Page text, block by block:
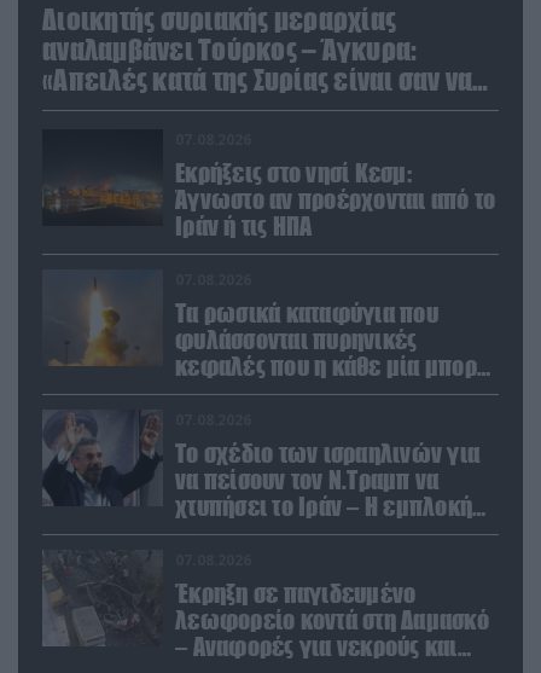
Διοικητής συριακής μεραρχίας
αναλαμβάνει Τούρκος – Άγκυρα:
«Απειλές κατά της Συρίας είναι σαν να
απειλούν εμάς»
Εκρήξεις στο νησί Κεσμ:
Άγνωστο αν προέρχονται από το
Ιράν ή τις ΗΠΑ
Τα ρωσικά καταφύγια που
φυλάσσονται πυρηνικές
κεφαλές που η κάθε μία μπορεί
να καταστρέψει «μία
Το σχέδιο των ισραηλινών για
να πείσουν τον Ν.Τραμπ να
χτυπήσει το Ιράν – Η εμπλοκή
του Μ.Αχμαντινετζάντ
Έκρηξη σε παγιδευμένο
λεωφορείο κοντά στη Δαμασκό
– Αναφορές για νεκρούς και